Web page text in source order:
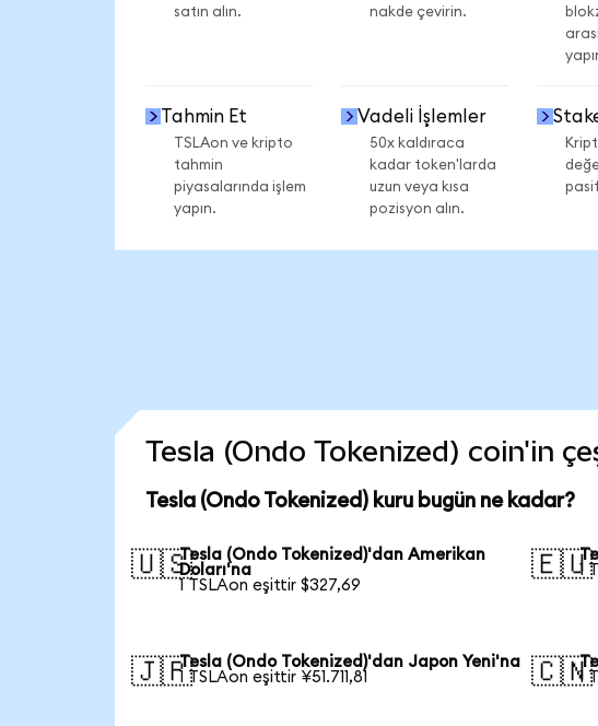
satın alın.
nakde çevirin.
Tahmin Et
TSLAon ve kripto
tahmin
piyasalarında işlem
yapın.
Vadeli İşlemler
50x kaldıraca
kadar token'larda
uzun veya kısa
pozisyon alın.
Tesla (Ondo Tokenized) coin'in
Tesla (Ondo Tokenized) kuru bugün ne kadar?
🇺🇸Tesla (Ondo Tokenized)'dan Amerikan
Doları'na
1 TSLAon eşittir $327,69
🇪🇺
1
🇯🇵Tesla (Ondo Tokenized)'dan Japon Yeni'na
1 TSLAon eşittir ¥51.711,81
🇨🇳
1